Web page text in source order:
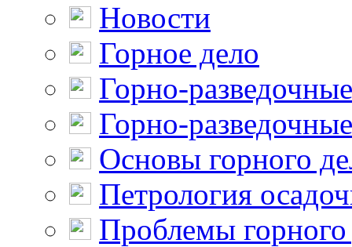
Новости
Горное дело
Горно-
Горно-
Основы горного
Петрология
Проблемы горного